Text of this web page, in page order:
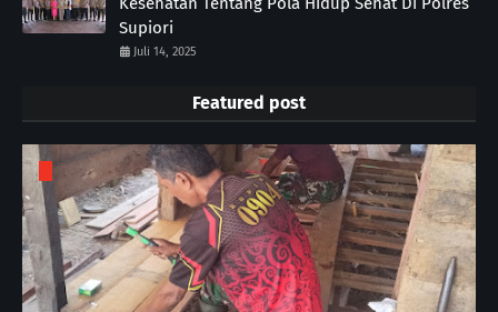
Supiori
Juli 14, 2025
Featured post